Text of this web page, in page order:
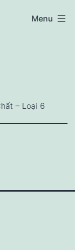
Menu
– Loại 6